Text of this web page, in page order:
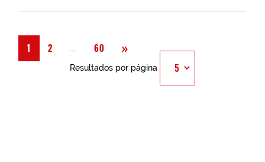
1 2 Página
... 60 » Siguiente
Resultados por página